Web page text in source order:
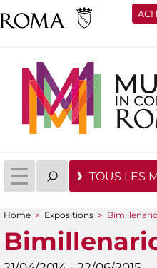
TOUS LES
You are here
Home > Expositions >